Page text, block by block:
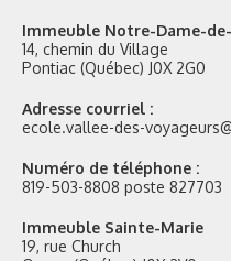
Immeuble Notre-Dame-
14, chemin du Village
Pontiac (Québec) J0X 2G0
Adresse courriel :
ecole.vallee-des-
Numéro de téléphone :
819-503-8808 poste 827703
Immeuble Sainte-Marie
19, rue Church